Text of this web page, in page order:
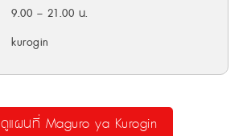
9.00 – 21.00 น.
kurogin
ดูแผนที่ Maguro ya Kurogin